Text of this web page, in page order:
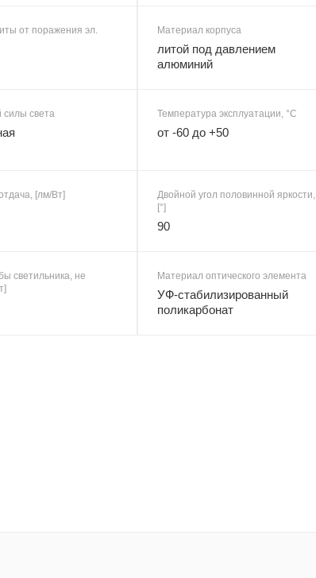
от поражения эл.
Материал корпуса
литой под давлением
алюминий
силы света Температура эксплуатации, °C
от -60 до +50
[лм/Вт]
Двойной угол половинной яркости,
[°]
90
светильника, не
Материал оптического элемента
УФ-стабилизированный
поликарбонат